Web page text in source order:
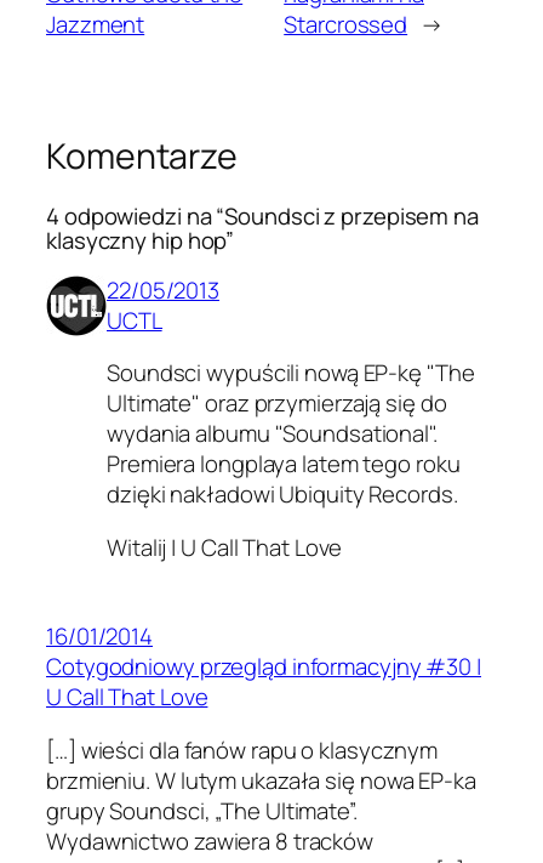
Jazzment
Starcrossed →
Komentarze
4 odpowiedzi na “Soundsci z przepisem na
klasyczny hip hop”
22/05/2013
UCTL
Soundsci wypuścili nową EP-kę "The
Ultimate" oraz przymierzają się do
wydania albumu "Soundsational".
Premiera longplaya latem tego roku
dzięki nakładowi Ubiquity Records.
Witalij | U Call That Love
16/01/2014
Cotygodniowy przegląd informacyjny #30 |
U Call That Love
[…] wieści dla fanów rapu o klasycznym
brzmieniu. W lutym ukazała się nowa EP-ka
grupy Soundsci, „The Ultimate”.
Wydawnictwo zawiera 8 tracków